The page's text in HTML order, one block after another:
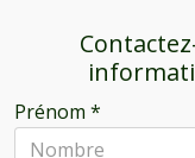
Prénom *